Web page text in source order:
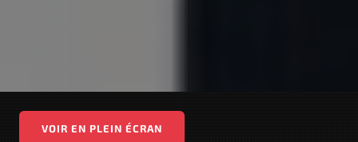
VOIR EN PLEIN ÉCRAN